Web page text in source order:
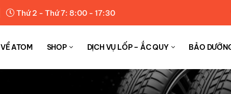
Thứ 2 - Thứ 7: 8:00 - 17:30
VỀ ATOM SHOP DỊCH VỤ LỐP – ẮC QUY BẢO